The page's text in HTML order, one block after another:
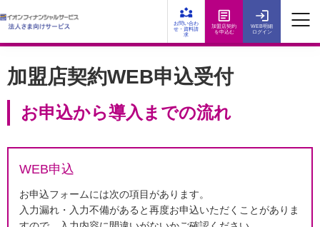
お問い合わ
せ・資料請
求
加盟店契約
を申込む
WEB明細
ログイン
加盟店契約WEB申込受付
お申込から導入までの流れ
WEB申込
お申込フォームには次の項目があります。
入力漏れ・入力不備があると再度お申込いただくことがありま